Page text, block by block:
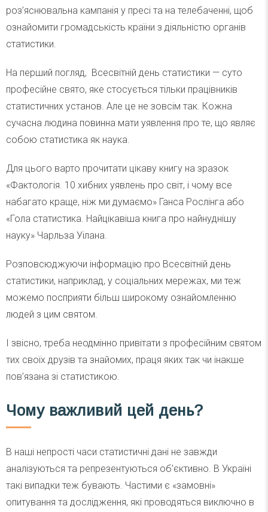
роз’яснювальна кампанія у пресі та на телебаченні, щоб
ознайомити громадськість країни з діяльністю органів
статистики.
На перший погляд, Всесвітній день статистики — суто
професійне свято, яке стосується тільки працівників
статистичних установ. Але це не зовсім так. Кожна
сучасна людина повинна мати уявлення про те, що являє
собою статистика як наука.
Для цього варто прочитати цікаву книгу на зразок
«Фактологія. 10 хибних уявлень про світ, і чому все
набагато краще, ніж ми думаємо» Ганса Рослінга або
«Гола статистика. Найцікавіша книга про найнуднішу
науку» Чарльза Уілана.
Розповсюджуючи інформацію про Всесвітній день
статистики, наприклад, у соціальних мережах, ми теж
можемо посприяти більш широкому ознайомленню
людей з цим святом.
І звісно, треба неодмінно привітати з професійним святом
тих своїх друзів та знайомих, праця яких так чи інакше
пов’язана зі статистикою.
Чому важливий цей день?
В наші непрості часи статистичні дані не завжди
аналізуються та репрезентуються об’єктивно. В Україні
такі випадки теж бувають. Частими є «замовні»
опитування та дослідження, які проводяться виключно в